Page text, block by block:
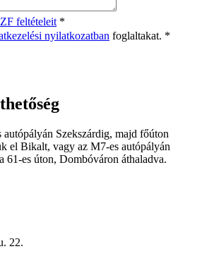
feltételeit *
nyilatkozatban foglaltakat. *
Szekszárdig, majd főúton
el Bikalt, vagy az M7-es autópályán
61-es úton, Dombóváron áthaladva.
22.